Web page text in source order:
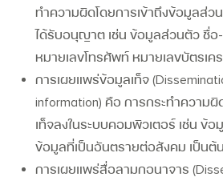
ทำความผิดโดยการเข้าถึงข้อมูลส่ว
ได้รับอนุญาต เช่น ข้อมูลส่วนตัว ชื่
หมายเลขโทรศัพท์ หมายเลขบัตรเ
การเผยแพร่ข้อมูลเท็จ
information) คือ การกระทำความ
เท็จลงในระบบคอมพิวเตอร์ เช่น ข้อ
ข้อมูลที่เป็นอันตรายต่อสังคม เป็นต้น
การเผยแพร่สื่อลามกอนาจาร